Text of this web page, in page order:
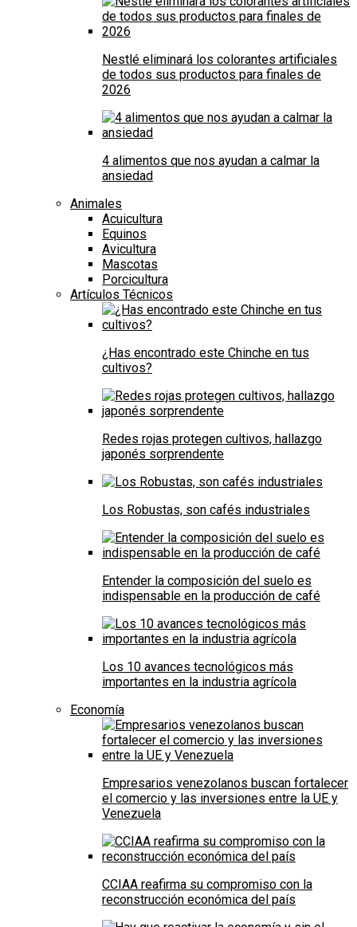
Nestlé eliminará los colorantes artificiales
de todos sus productos para finales de
2026
4 alimentos que nos ayudan a calmar la
ansiedad
Animales
Acuicultura
Equinos
Avicultura
Mascotas
Porcicultura
Artículos Técnicos
¿Has encontrado este Chinche en tus
cultivos?
Redes rojas protegen cultivos, hallazgo
japonés sorprendente
Los Robustas, son cafés industriales
Entender la composición del suelo es
indispensable en la producción de café
Los 10 avances tecnológicos más
importantes en la industria agrícola
Economía
Empresarios venezolanos buscan fortalecer
el comercio y las inversiones entre la UE y
Venezuela
CCIAA reafirma su compromiso con la
reconstrucción económica del país